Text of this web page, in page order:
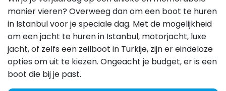
manier vieren? Overweeg dan om een boot te huren
in Istanbul voor je speciale dag. Met de mogelijkheid
om een jacht te huren in Istanbul, motorjacht, luxe
jacht, of zelfs een zeilboot in Turkije, zijn er eindeloze
opties om uit te kiezen. Ongeacht je budget, er is een
boot die bij je past.